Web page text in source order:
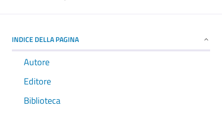
INDICE DELLA PAGINA
Autore
Editore
Biblioteca